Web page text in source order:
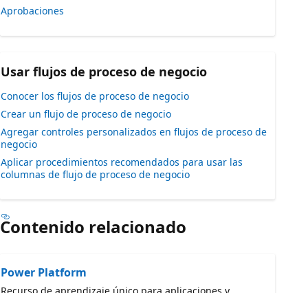
Aprobaciones
Usar flujos de proceso de negocio
Conocer los flujos de proceso de negocio
Crear un flujo de proceso de negocio
Agregar controles personalizados en flujos de proceso de
negocio
Aplicar procedimientos recomendados para usar las
columnas de flujo de proceso de negocio
Contenido relacionado
Power Platform